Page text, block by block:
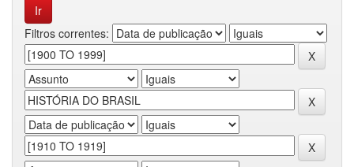
Filtros correntes: